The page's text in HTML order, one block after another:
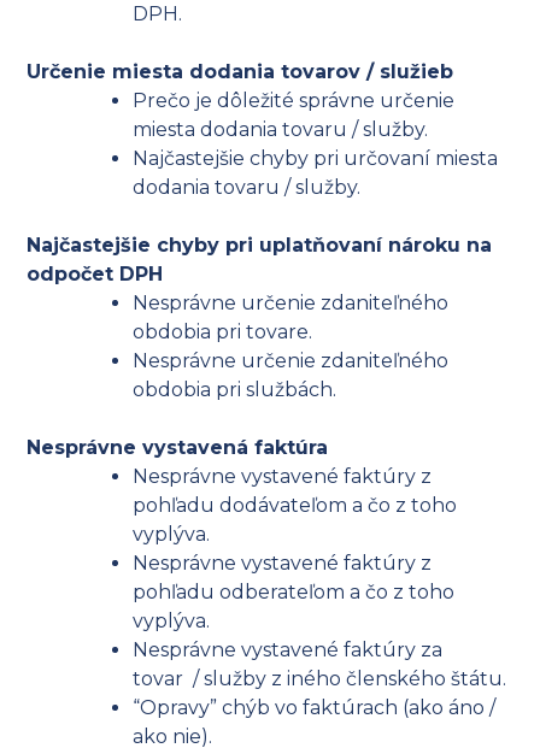
DPH.
Určenie miesta dodania tovarov / služieb
Prečo je dôležité správne určenie
miesta dodania tovaru / služby.
Najčastejšie chyby pri určovaní miesta
dodania tovaru / služby.
Najčastejšie chyby pri uplatňovaní nároku na
odpočet DPH
Nesprávne určenie zdaniteľného
obdobia pri tovare.
Nesprávne určenie zdaniteľného
obdobia pri službách.
Nesprávne vystavená faktúra
Nesprávne vystavené faktúry z
pohľadu dodávateľom a čo z toho
vyplýva.
Nesprávne vystavené faktúry z
pohľadu odberateľom a čo z toho
vyplýva.
Nesprávne vystavené faktúry za
tovar / služby z iného členského štátu.
“Opravy” chýb vo faktúrach (ako áno /
ako nie).